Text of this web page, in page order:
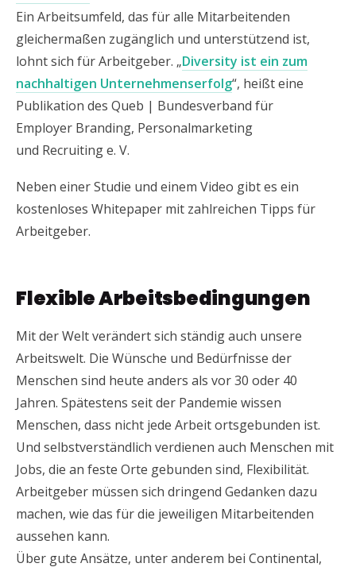
Ein Arbeitsumfeld, das für alle Mitarbeitenden
gleichermaßen zugänglich und unterstützend ist,
lohnt sich für Arbeitgeber. „Diversity ist ein zum
nachhaltigen Unternehmenserfolg“, heißt eine
Publikation des Queb | Bundesverband für
Employer Branding, Personalmarketing
und Recruiting e. V.
Neben einer Studie und einem Video gibt es ein
kostenloses Whitepaper mit zahlreichen Tipps für
Arbeitgeber.
Flexible Arbeitsbedingungen
Mit der Welt verändert sich ständig auch unsere
Arbeitswelt. Die Wünsche und Bedürfnisse der
Menschen sind heute anders als vor 30 oder 40
Jahren. Spätestens seit der Pandemie wissen
Menschen, dass nicht jede Arbeit ortsgebunden ist.
Und selbstverständlich verdienen auch Menschen mit
Jobs, die an feste Orte gebunden sind, Flexibilität.
Arbeitgeber müssen sich dringend Gedanken dazu
machen, wie das für die jeweiligen Mitarbeitenden
aussehen kann.
Über gute Ansätze, unter anderem bei Continental,